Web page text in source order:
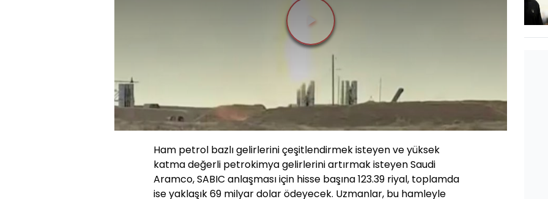
Videoyu
Oynat
Ham petrol bazlı gelirlerini çeşitlendirmek isteyen ve yüksek
katma değerli petrokimya gelirlerini artırmak isteyen Saudi
Aramco, SABIC anlaşması için hisse başına 123.39 riyal, toplamda
ise yaklaşık 69 milyar dolar ödeyecek. Uzmanlar, bu hamleyle